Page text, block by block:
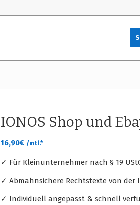
IONOS Shop und
16,90€ /mtl.*
✓ Für Kleinunternehmer nach § 19
✓ Abmahnsichere Rechtstexte von der
✓ Individuell angepasst & schnell